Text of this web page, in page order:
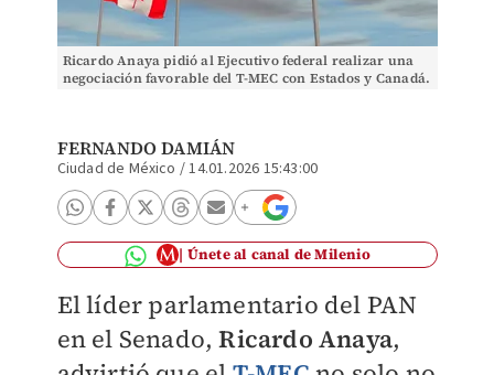
Ricardo Anaya pidió al Ejecutivo federal realizar una
negociación favorable del T-MEC con Estados y Canadá.
FERNANDO DAMIÁN
Ciudad de México /14.01.2026 15:43:00
Únete al canal de Milenio
El líder parlamentario del PAN
en el Senado,Ricardo Anaya,